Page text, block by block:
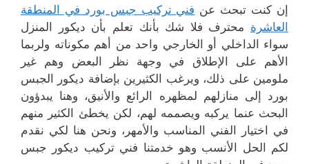
إن كنت تبحث عن فني تركيب جبس بورد في المنطقة
العاشرة محترف فلا شك بأنك تعلم بأن ديكور المنزل
سواء الداخلي أو الخارجي واحد من أهم مكوناته ولربما
الأهم على الإطلاق في وجهة نظر البعض وهم غير
ملومين على ذلك، ويرغب الكثيرين بإضافة ديكور الجبس
بورد إلى منازلهم لمظهره الرائع والأنيق، وهنا يبدؤون
البحث عنما يركبه ويصممه لهم، لكن يخطئ الكثير منهم
في اختيار الفني المناسب والأمهر، ونحن هنا لكي نقدم
لكم الحل الأنسب وهو خدمتنا فني تركيب ديكور جبس